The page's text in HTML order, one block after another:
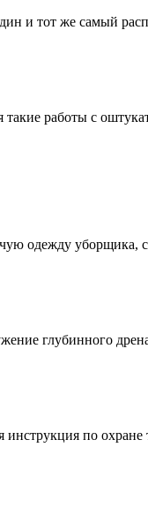
и тот же самый
работы с
одежду уборщика,
глубинного
по охране